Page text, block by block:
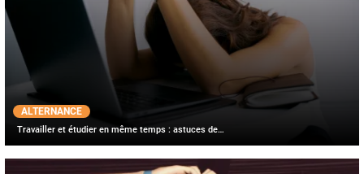
ALTERNANCE
Travailler et étudier en même temps : astuces de…